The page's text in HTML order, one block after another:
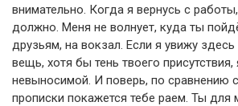
внимательно. Когда я вернусь с
должно. Меня не волнует, куда ты
друзьям, на вокзал. Если я увижу
вещь, хотя бы тень твоего
невыносимой. И поверь, по сравнению
прописки покажется тебе раем. Ты для